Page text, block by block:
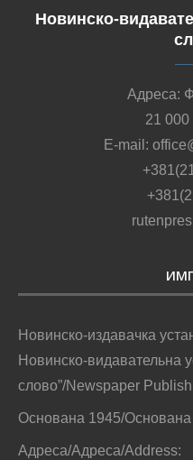
Новинско-
Адреса:
21
E-mail:
Новинско-издавачка
Новинско-видавательна
слово”/Newspaper
Основана 1945/
Адреса/Адреса/Address: